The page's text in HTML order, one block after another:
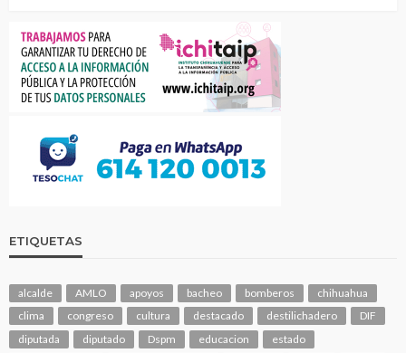
ETIQUETAS
alcalde AMLO apoyos bacheo bomberos
chihuahua
clima
congreso cultura destacado destilichadero
DIF
diputada
diputado Dspm educacion
estado